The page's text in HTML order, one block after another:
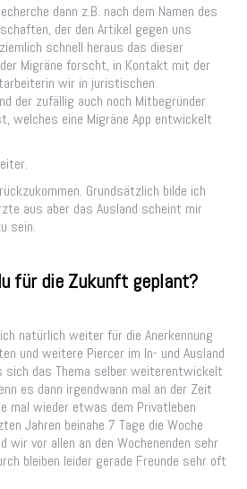
dann z.B. nach dem Namen des
der den Artikel gegen uns
schnell heraus das dieser
Migräne forscht, in Kontakt mit der
wir in juristischen
der zufällig auch noch Mitbegründer
welches eine Migräne App entwickelt
Grundsätzlich bilde ich
aus aber das Ausland scheint mir
sein.
für die Zukunft geplant?
natürlich weiter für die Anerkennung
und weitere Piercer im In- und Ausland
sich das Thema selber weiterentwickelt
es dann irgendwann mal an der Zeit
mal wieder etwas dem Privatleben
Jahren beinahe 7 Tage die Woche
wir vor allen an den Wochenenden sehr
bleiben leider gerade Freunde sehr oft